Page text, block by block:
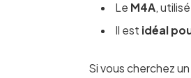
Le M4A,
Il est idéal
Si vous cherchez un